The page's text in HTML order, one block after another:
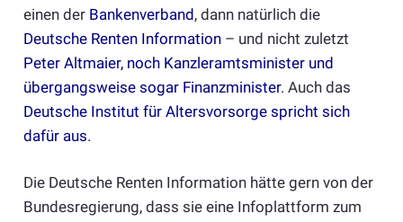
einen der Bankenverband, dann natürlich die
Deutsche Renten Information– und nicht zuletzt
Peter Altmaier, noch Kanzleramtsminister und
übergangsweise sogar Finanzminister. Auch das
Deutsche Institut für Altersvorsorge spricht sich
dafür aus.
Die Deutsche Renten Information hätte gern von der
Bundesregierung, dass sie eine Infoplattform zum